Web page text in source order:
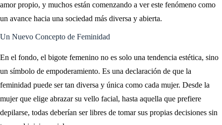
amor propio, y muchos están comenzando a ver este fenómeno como
un avance hacia una sociedad más diversa y abierta.
Un Nuevo Concepto de Feminidad
En el fondo, el bigote femenino no es solo una tendencia estética, sino
un símbolo de empoderamiento. Es una declaración de que la
feminidad puede ser tan diversa y única como cada mujer. Desde la
mujer que elige abrazar su vello facial, hasta aquella que prefiere
depilarse, todas deberían ser libres de tomar sus propias decisiones sin